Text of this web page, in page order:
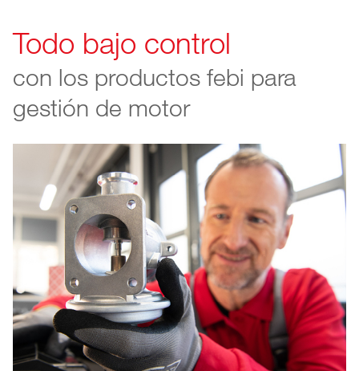
Todo bajo control
con los productos febi para
gestión de motor